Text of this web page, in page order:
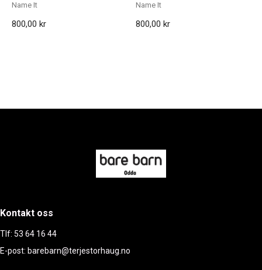
Name It
800,00 kr
Name It
800,00 kr
Kontakt oss
Tlf: 53 64 16 44
E-post: barebarn@terjestorhaug.no